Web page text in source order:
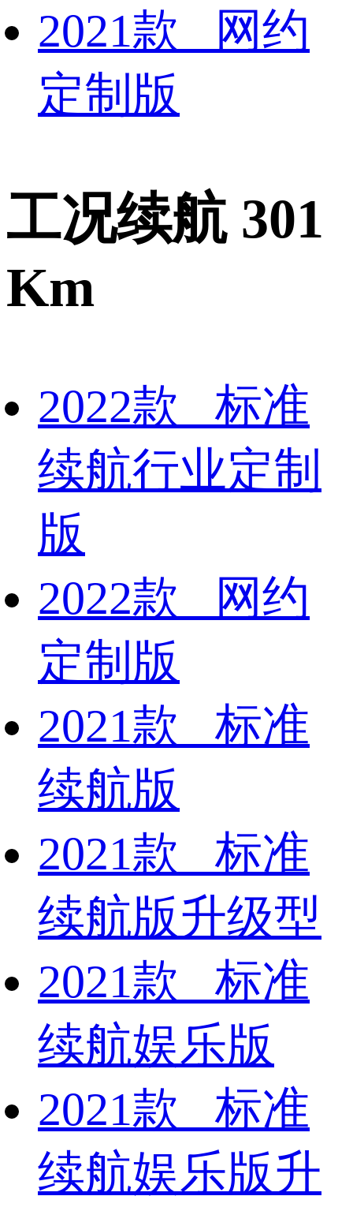
2021款 网约
定制版
工况续航 301
Km
2022款 标准
续航行业定制
版
2022款 网约
定制版
2021款 标准
续航版
2021款 标准
续航版升级型
2021款 标准
续航娱乐版
2021款 标准
续航娱乐版升